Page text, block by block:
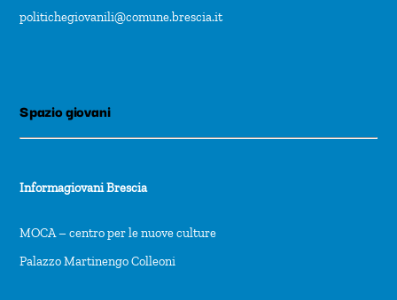
politichegiovanili@comune.brescia.it
Spazio giovani
Informagiovani Brescia
MOCA – centro per le nuove culture
Palazzo Martinengo Colleoni